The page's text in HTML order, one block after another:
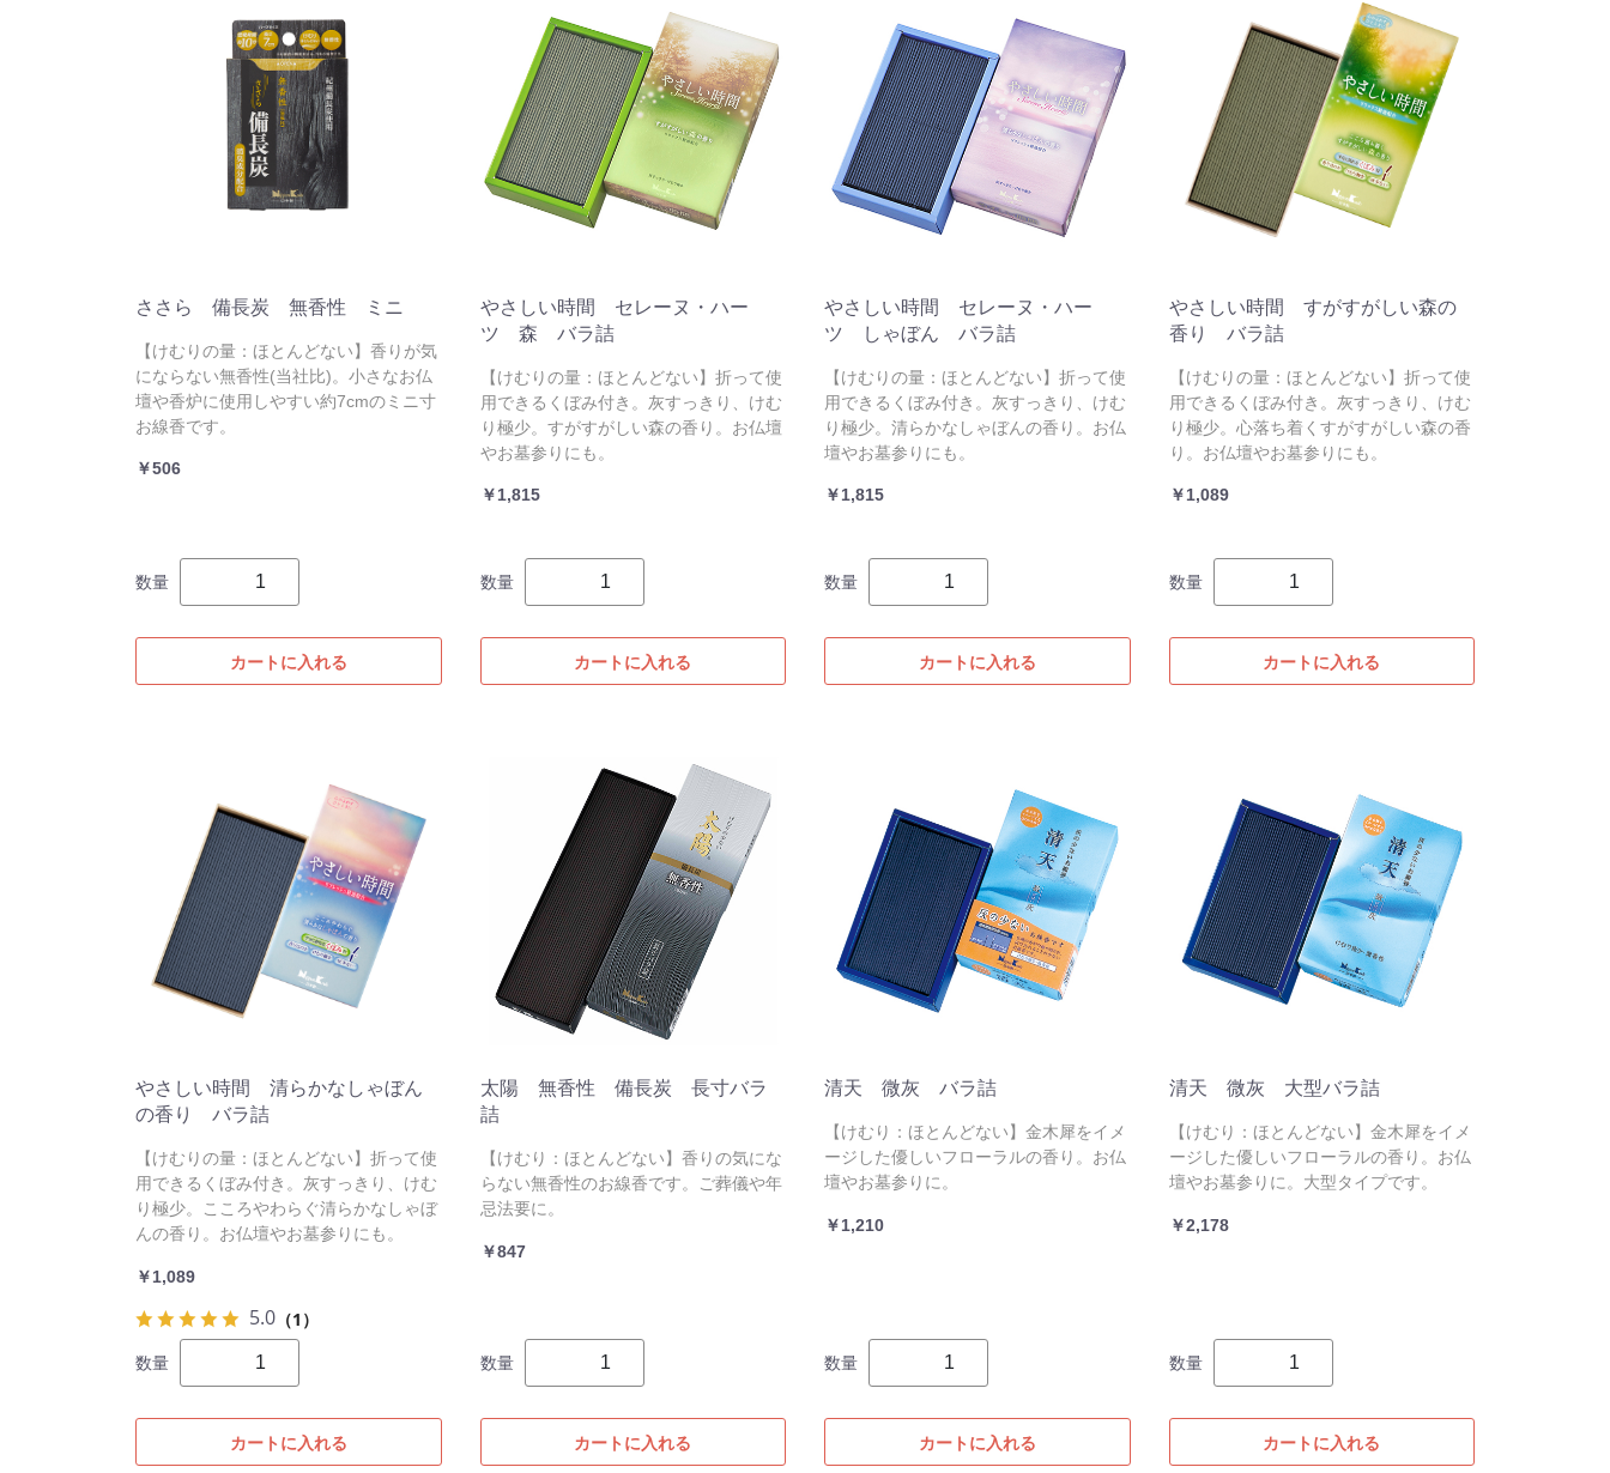
ささら 備長炭 無香性 ミニ
【けむりの量：ほとんどない】香りが気
にならない無香性(当社比)。小さなお仏
壇や香炉に使用しやすい約7cmのミニ寸
お線香です。
￥506
数量
カートに入れる
やさしい時間 セレーヌ・ハー
ツ 森 バラ詰
【けむりの量：ほとんどない】折って使
用できるくぼみ付き。灰すっきり、けむ
り極少。すがすがしい森の香り。お仏壇
やお墓参りにも。
￥1,815
数量
カートに入れる
やさしい時間 セレーヌ・ハー
ツ しゃぼん バラ詰
【けむりの量：ほとんどない】折って使
用できるくぼみ付き。灰すっきり、けむ
り極少。清らかなしゃぼんの香り。お仏
壇やお墓参りにも。
￥1,815
数量
カートに入れる
やさしい時間 すがすがしい森の
香り バラ詰
【けむりの量：ほとんどない】折って使
用できるくぼみ付き。灰すっきり、けむ
り極少。心落ち着くすがすがしい森の香
り。お仏壇やお墓参りにも。
￥1,089
数量
カートに入れる
やさしい時間 清らかなしゃぼん
の香り バラ詰
【けむりの量：ほとんどない】折って使
用できるくぼみ付き。灰すっきり、けむ
り極少。こころやわらぐ清らかなしゃぼ
んの香り。お仏壇やお墓参りにも。
￥1,089
5.0 （1）
数量
カートに入れる
太陽 無香性 備長炭 長寸バラ
詰
【けむり：ほとんどない】香りの気にな
らない無香性のお線香です。ご葬儀や年
忌法要に。
￥847
数量
カートに入れる
清天 微灰 バラ詰
【けむり：ほとんどない】金木犀をイメ
ージした優しいフローラルの香り。お仏
壇やお墓参りに。
￥1,210
数量
カートに入れる
清天 微灰 大型バラ詰
【けむり：ほとんどない】金木犀をイメ
ージした優しいフローラルの香り。お仏
壇やお墓参りに。大型タイプです。
￥2,178
数量
カートに入れる